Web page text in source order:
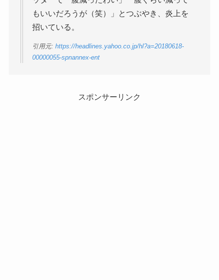
もいいだろうが（笑）」とつぶやき、炎上を
招いている。
引用元: https://headlines.yahoo.co.jp/hl?a=20180618-
00000055-spnannex-ent
スポンサーリンク